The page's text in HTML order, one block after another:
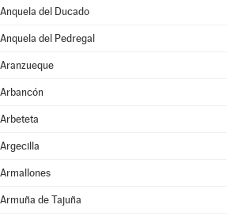
Anquela del Ducado
Anquela del Pedregal
Aranzueque
Arbancón
Arbeteta
Argecilla
Armallones
Armuña de Tajuña